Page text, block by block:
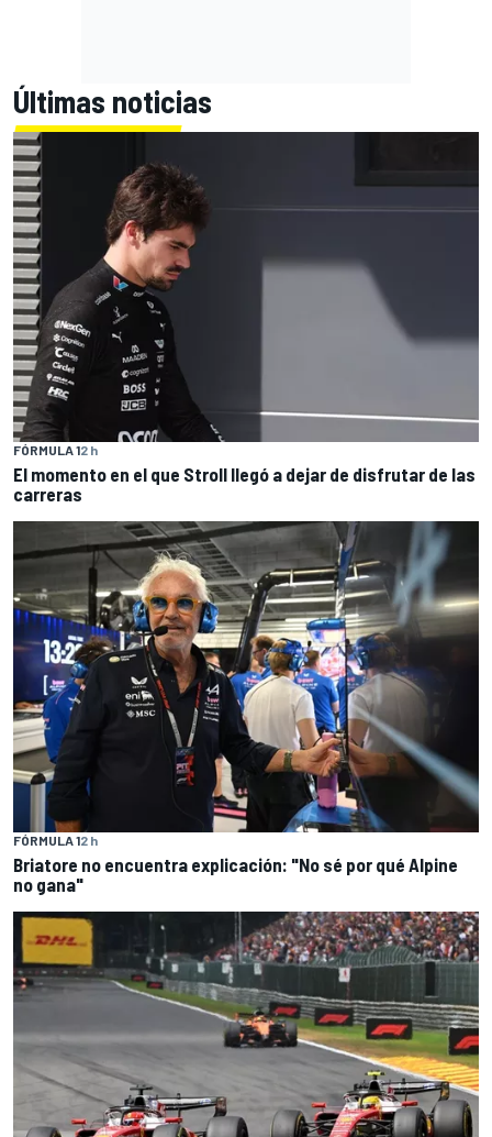
Últimas noticias
FÓRMULA 12 h
El momento en el que Stroll llegó a dejar de disfrutar de las
carreras
FÓRMULA 12 h
Briatore no encuentra explicación: "No sé por qué Alpine
no gana"